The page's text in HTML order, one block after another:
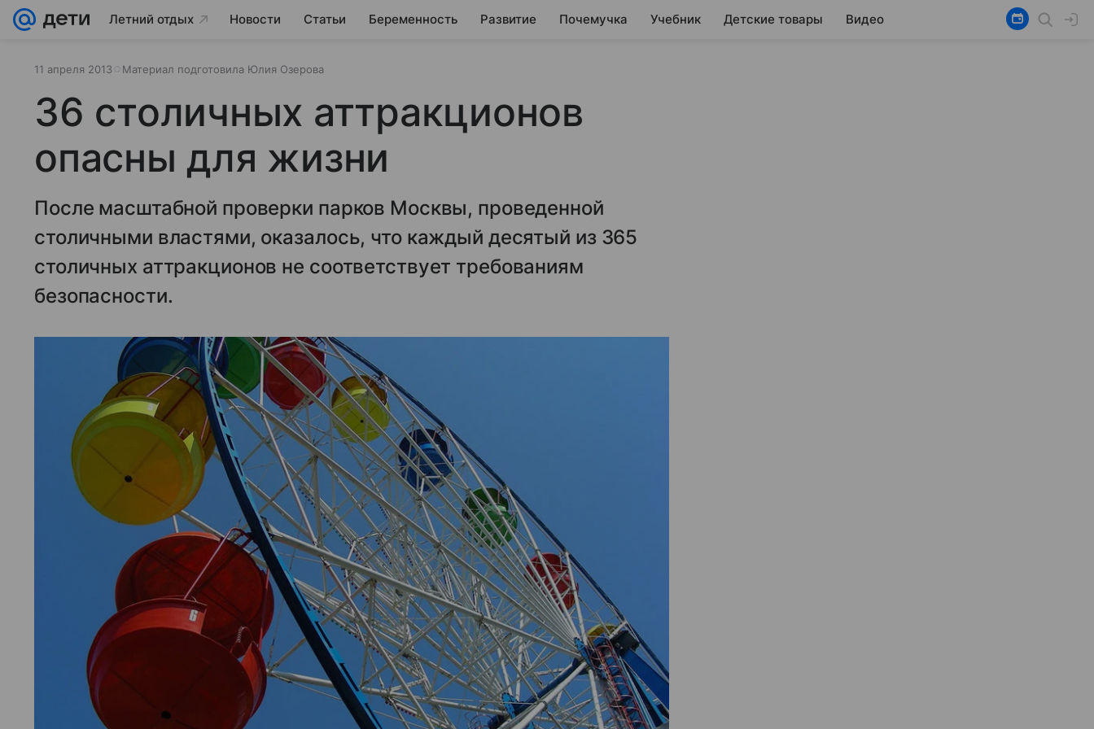
Летний отдых Новости Статьи Беременность Развитие Почемучка Учебник Детские товары Видео
11 апреля 2013 Материал подготовила Юлия Озерова
36 столичных аттракционов
опасны для жизни
После масштабной проверки парков Москвы, проведенной
столичными властями, оказалось, что каждый десятый из 365
столичных аттракционов не соответствует требованиям
безопасности.